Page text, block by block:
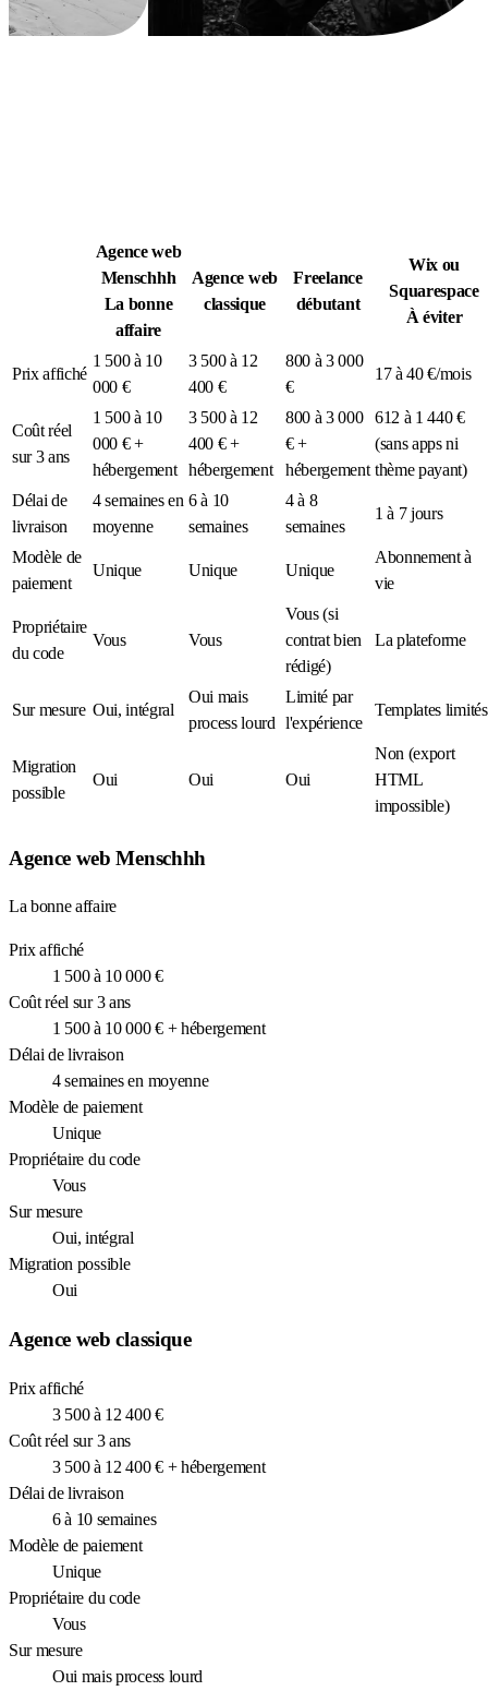
Agence web
Menschhh
La bonne
affaire
Agence web
classique
Freelance
débutant
Wix ou
Squarespace
À éviter
Prix affiché
1 500 à 10
000 €
3 500 à 12
400 €
800 à 3 000
€
17 à 40 €/mois
Coût réel
sur 3 ans
1 500 à 10
000 € +
hébergement
3 500 à 12
400 € +
hébergement
800 à 3 000
€ +
hébergement
612 à 1 440 €
(sans apps ni
thème payant)
Délai de
livraison
4 semaines en
moyenne
6 à 10
semaines
4 à 8
semaines
1 à 7 jours
Modèle de
paiement
Unique Unique Unique
Abonnement à
vie
Propriétaire
du code
Vous Vous
Vous (si
contrat bien
rédigé)
La plateforme
Sur mesure Oui, intégral
Oui mais
process lourd
Limité par
l'expérience
Templates limités
Migration
possible
Oui Oui Oui
Non (export
HTML
impossible)
Agence web Menschhh
La bonne affaire
Prix affiché
1 500 à 10 000 €
Coût réel sur 3 ans
1 500 à 10 000 € + hébergement
Délai de livraison
4 semaines en moyenne
Modèle de paiement
Unique
Propriétaire du code
Vous
Sur mesure
Oui, intégral
Migration possible
Oui
Agence web classique
Prix affiché
3 500 à 12 400 €
Coût réel sur 3 ans
3 500 à 12 400 € + hébergement
Délai de livraison
6 à 10 semaines
Modèle de paiement
Unique
Propriétaire du code
Vous
Sur mesure
Oui mais process lourd